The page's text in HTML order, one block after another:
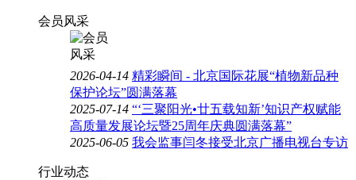
会员风采
2026-04-14 精彩瞬间 - 北京国际花展“植物新品种
保护论坛”圆满落幕
2025-07-14 “‘三聚阳光•廿五载知新’知识产权赋能
高质量发展论坛暨25周年庆典圆满落幕”
2025-06-05 我会监事闫冬接受北京广播电视台专访
行业动态